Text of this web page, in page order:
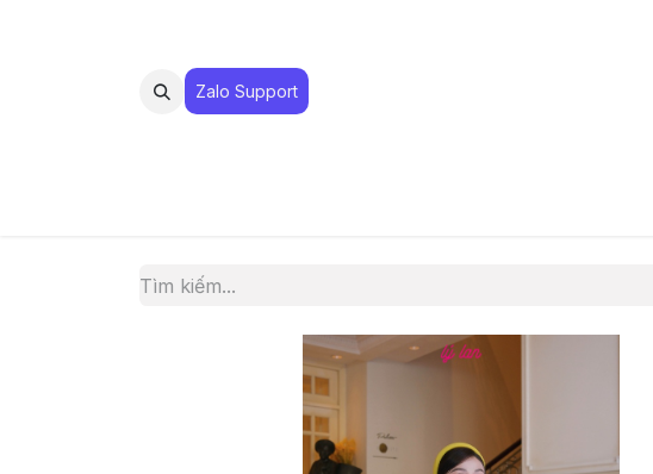
Zalo Suppo​​​​​​rt